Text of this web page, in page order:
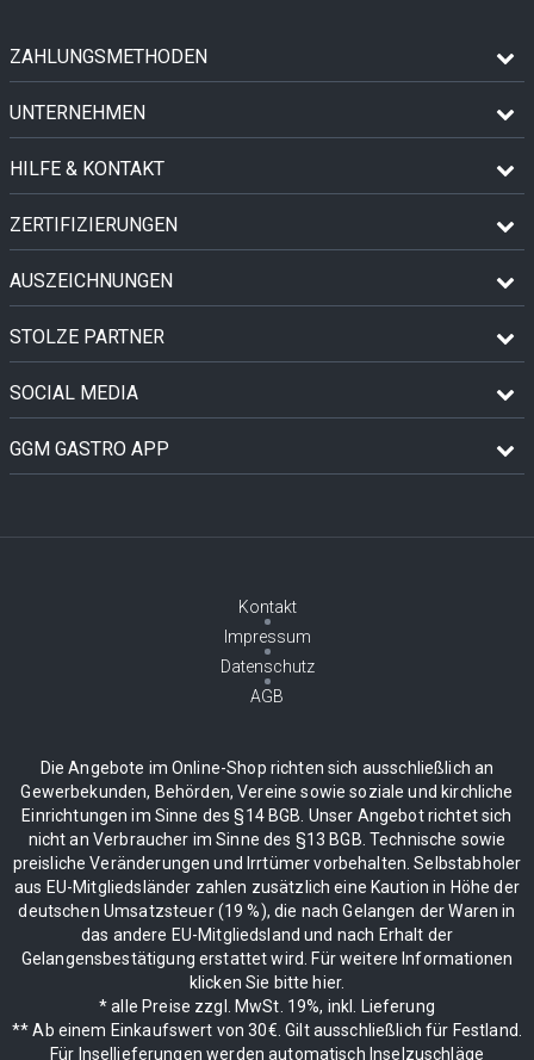
ZAHLUNGSMETHODEN
UNTERNEHMEN
HILFE & KONTAKT
ZERTIFIZIERUNGEN
AUSZEICHNUNGEN
STOLZE PARTNER
SOCIAL MEDIA
GGM GASTRO APP
Kontakt
Impressum
Datenschutz
AGB
Die Angebote im Online-Shop richten sich ausschließlich an
Gewerbekunden, Behörden, Vereine sowie soziale und kirchliche
Einrichtungen im Sinne des §14 BGB. Unser Angebot richtet sich
nicht an Verbraucher im Sinne des §13 BGB. Technische sowie
preisliche Veränderungen und Irrtümer vorbehalten. Selbstabholer
aus EU-Mitgliedsländer zahlen zusätzlich eine Kaution in Höhe der
deutschen Umsatzsteuer (19 %), die nach Gelangen der Waren in
das andere EU-Mitgliedsland und nach Erhalt der
Gelangensbestätigung erstattet wird. Für weitere Informationen
klicken Sie bitte hier.
* alle Preise zzgl. MwSt. 19%, inkl. Lieferung
** Ab einem Einkaufswert von 30€. Gilt ausschließlich für Festland.
Für Insellieferungen werden automatisch Inselzuschläge